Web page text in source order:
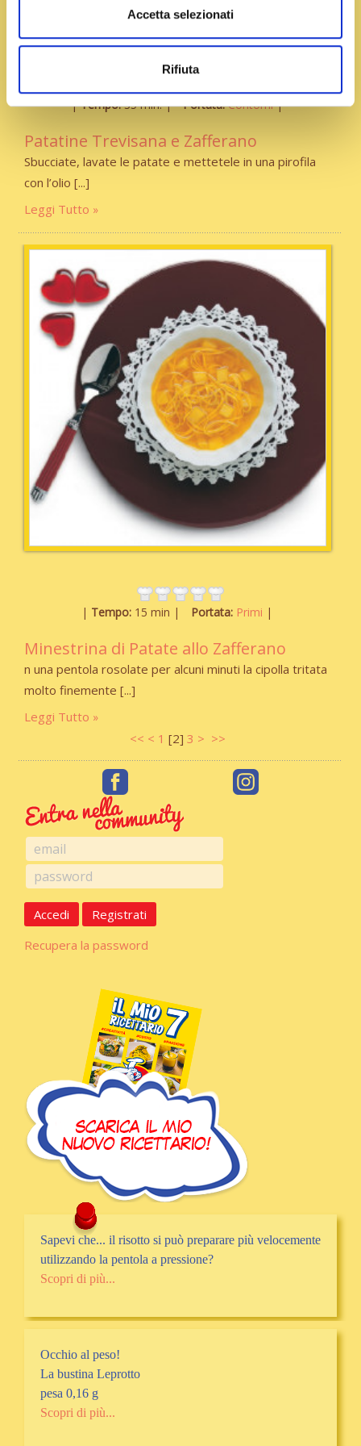
Accetta selezionati
Rifiuta
Tempo:35 min. Portata:Contorni
Patatine Trevisana e Zafferano
Sbucciate, lavate le patate e mettetele in una pirofila
con l’olio
Leggi Tutto
Tempo: 15 min Portata: Primi
Minestrina di Patate allo Zafferano
n una pentola rosolate per alcuni minuti la cipolla tritata
molto finemente
Leggi Tutto
<< < 1 [2] 3 > >>
Accedi
Registrati
Recupera la password
Sapevi che... il risotto si può preparare più velocemente
utilizzando la pentola a pressione?
Scopri di più...
Occhio al peso!
La bustina Leprotto
pesa 0,16 g
Scopri di più...